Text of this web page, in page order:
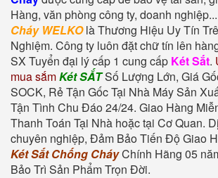
Hàng, văn phòng công ty, doanh
Cháy WELKOlà Thương Hiệu Uy Tín
Nghiệm. Công ty luôn đặt chữ tín lên
SX Tuyển đại lý cấp 1 cung cấp Két Sắt.
mua sắmKét SẮTSố Lượng Lớn, Giá
SOCK, Rẻ Tận Gốc Tại Nhà Máy Sản
Tận Tình Chu Đáo 24/24. Giao Hàng
Thanh Toán Tại Nhà hoặc tại Cơ Quan.
chuyên nghiệp, Đảm Bảo Tiến Độ Giao
Két Sắt Chống CháyChính Hãng 05
Bảo Trì Sản Phẩm Trọn Đời.